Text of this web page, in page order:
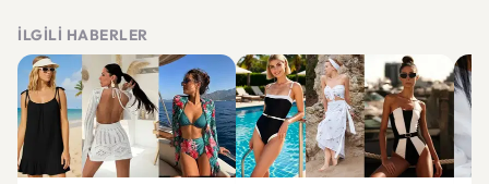
İLGILI HABERLER